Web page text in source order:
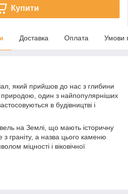
Купити
Доставка Оплата Умови
який прийшов до нас з глибини
природою, один з найпопулярніших
в будівництві і
на Землі, що мають історичну
з граніту, а назва цього каменю
міцності і віковічної